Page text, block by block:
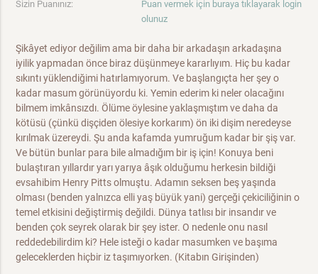
Sizin Puanınız:
Puan vermek için buraya tıklayarak login
olunuz
Şikâyet ediyor değilim ama bir daha bir arkadaşın arkadaşına
iyilik yapmadan önce biraz düşünmeye kararlıyım. Hiç bu kadar
sıkıntı yüklendiğimi hatırlamıyorum. Ve başlangıçta her şey o
kadar masum görünüyordu ki. Yemin ederim ki neler olacağını
bilmem imkânsızdı. Ölüme öylesine yaklaşmıştım ve daha da
kötüsü (çünkü dişçiden ölesiye korkarım) ön iki dişim neredeyse
kırılmak üzereydi. Şu anda kafamda yumruğum kadar bir şiş var.
Ve bütün bunlar para bile almadığım bir iş için! Konuya beni
bulaştıran yıllardır yarı yarıya âşık olduğumu herkesin bildiği
evsahibim Henry Pitts olmuştu. Adamın seksen beş yaşında
olması (benden yalnızca elli yaş büyük yani) gerçeği çekiciliğinin o
temel etkisini değiştirmiş değildi. Dünya tatlısı bir insandır ve
benden çok seyrek olarak bir şey ister. O nedenle onu nasıl
reddedebilirdim ki? Hele isteği o kadar masumken ve başıma
geleceklerden hiçbir iz taşımıyorken. (Kitabın Girişinden)